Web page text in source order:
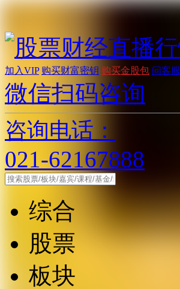
加入VIP 购买财富密钥 购买金股包 问客服
微信扫码咨询
咨询电话：
021-62167888
综合
股票
板块